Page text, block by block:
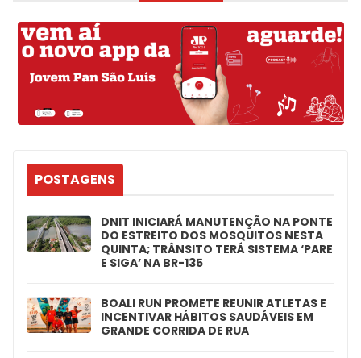
POSTAGENS
DNIT INICIARÁ MANUTENÇÃO NA PONTE
DO ESTREITO DOS MOSQUITOS NESTA
QUINTA; TRÂNSITO TERÁ SISTEMA ‘PARE
E SIGA’ NA BR-135
BOALI RUN PROMETE REUNIR ATLETAS E
INCENTIVAR HÁBITOS SAUDÁVEIS EM
GRANDE CORRIDA DE RUA